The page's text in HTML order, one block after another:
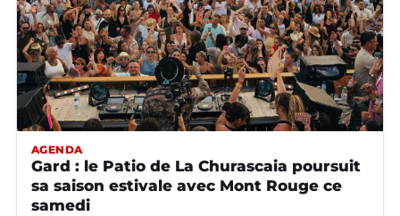
AGENDA
Gard : le Patio de La Churascaia poursuit
sa saison estivale avec Mont Rouge ce
samedi